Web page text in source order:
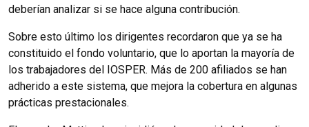
deberían analizar si se hace alguna contribución.
Sobre esto último los dirigentes recordaron que ya se ha
constituido el fondo voluntario, que lo aportan la mayoría de
los trabajadores del IOSPER. Más de 200 afiliados se han
adherido a este sistema, que mejora la cobertura en algunas
prácticas prestacionales.